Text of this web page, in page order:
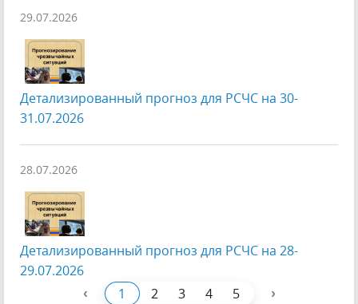
29.07.2026
Детализированный прогноз для РСЧС на 30-
31.07.2026
28.07.2026
Детализированный прогноз для РСЧС на 28-
29.07.2026
‹ 1 2 3 4 5 ›